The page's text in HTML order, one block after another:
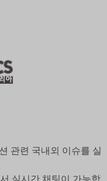
관련 국내외 이슈를 실